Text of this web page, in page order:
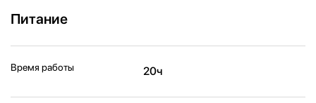
Питание
Время работы 20ч